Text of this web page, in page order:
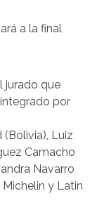
a la final
jurado que
por
(Bolivia), Luiz
Camacho
Navarro
y Latin